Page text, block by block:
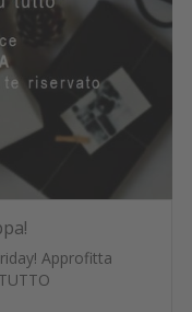
Approfitta